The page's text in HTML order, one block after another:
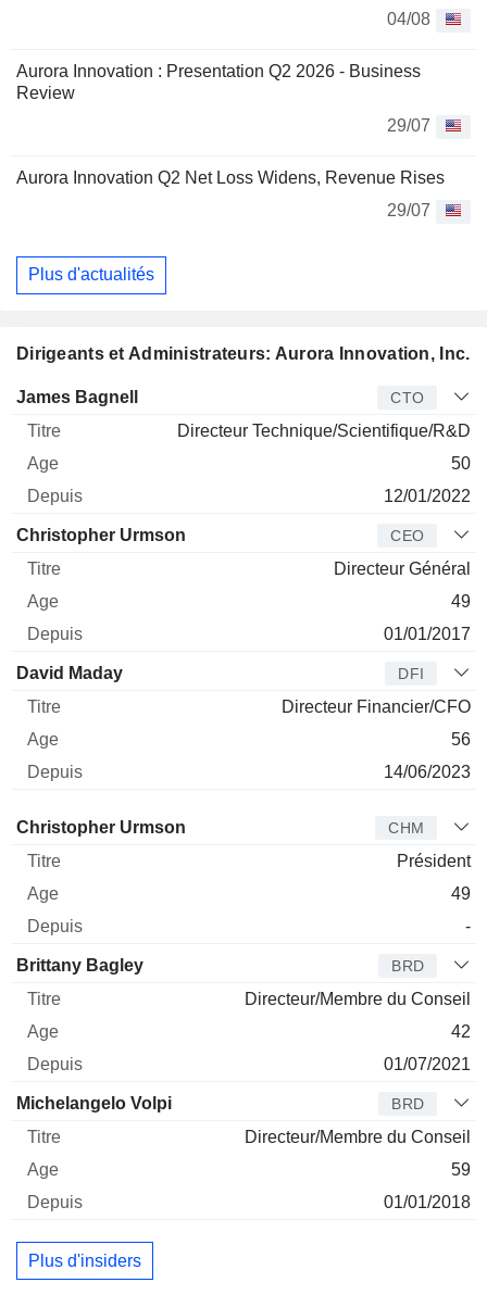
04/08
Aurora Innovation : Presentation Q2 2026 - Business
Review
29/07
Aurora Innovation Q2 Net Loss Widens, Revenue Rises
29/07
Plus d'actualités
Dirigeants et Administrateurs: Aurora Innovation, Inc.
Dirigeant Titre
James Bagnell CTO
Directeur Technique/Scientifique/R&D
50
12/01/2022
Christopher Urmson CEO
Directeur Général
49
01/01/2017
David Maday DFI
Directeur Financier/CFO
56
14/06/2023
Administrateur Titre Age
Christopher Urmson CHM
Président
49
-
Brittany Bagley BRD
Directeur/Membre du Conseil
42
01/07/2021
Michelangelo Volpi BRD
Directeur/Membre du Conseil
59
01/01/2018
Plus d'insiders